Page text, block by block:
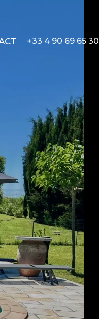
+33 4 90 69 65 30